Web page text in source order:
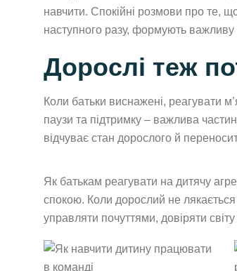
навчити. Спокійні розмови про те,
наступного разу, формують важливу
Дорослі теж
Коли батьки виснажені, реагувати
паузи та підтримку – важлива
відчуває стан дорослого й
Як батькам реагувати на дитячу
спокою. Коли дорослий не
управляти почуттями, довіряти